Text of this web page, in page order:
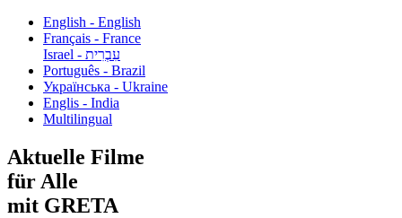
English - English
Français - France
עִבְרִית - Israel
Português - Brazil
Українська - Ukraine
Englis - India
Multilingual
Aktuelle Filme
für Alle
mit GRETA